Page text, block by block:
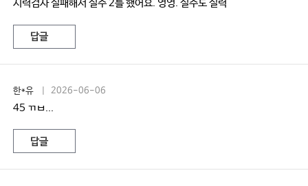
시력검사 실패해서 실수 2틀 했어요. 엉엉. 실수도 실력
답글
한*유 | 2026-06-06
45 ㄲㅂ...
답글